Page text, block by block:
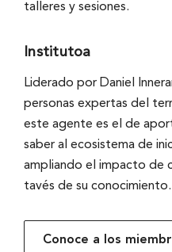
talleres y sesiones.
Institutoa
Liderado por Daniel
personas expertas del
este agente es el de
saber al ecosistema de
ampliando el impacto de
tavés de su conocimiento.
Conoce a los